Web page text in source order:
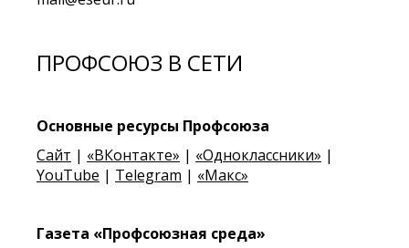
ПРОФСОЮЗ В СЕТИ
Основные ресурсы Профсоюза
Сайт | «ВКонтакте» | «Одноклассники» |
YouTube | Telegram | «Макс»
Газета «Профсоюзная среда»